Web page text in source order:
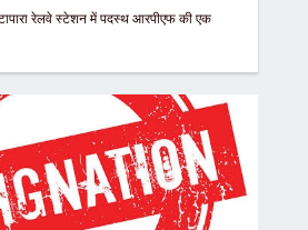
रेलवे स्टेशन में पदस्थ आरपीएफ की एक